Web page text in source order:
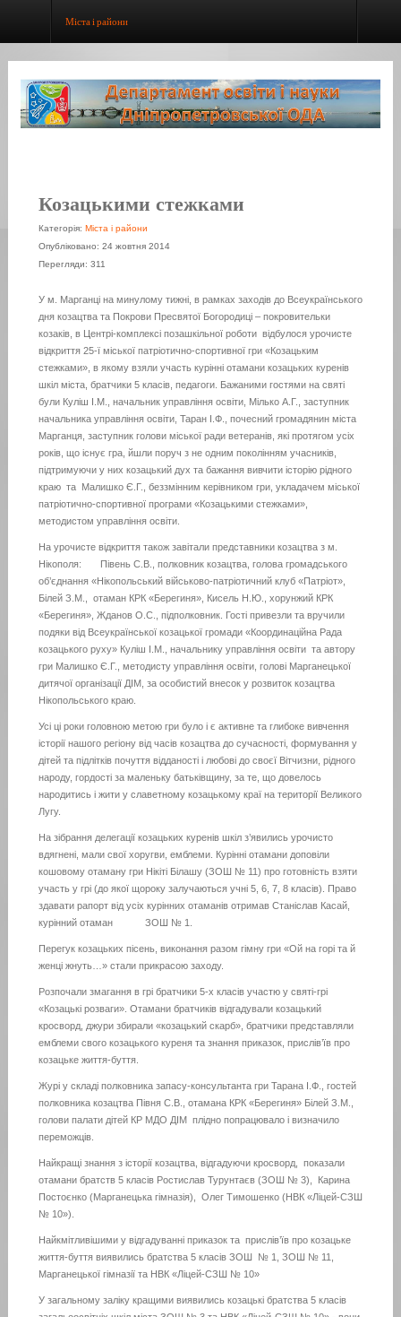
Міста і райони
Козацькими стежками
Категорія: Міста і райони
Опубліковано: 24 жовтня 2014
Перегляди: 311
У м. Марганці на минулому тижні, в рамках заходів до Всеукраїнського
дня козацтва та Покрови Пресвятої Богородиці – покровительки
козаків, в Центрі-комплексі позашкільної роботи відбулося урочисте
відкриття 25-ї міської патріотично-спортивної гри «Козацьким
стежками», в якому взяли участь курінні отамани козацьких куренів
шкіл міста, братчики 5 класів, педагоги. Бажаними гостями на святі
були Куліш І.М., начальник управління освіти, Мілько А.Г., заступник
начальника управління освіти, Таран І.Ф., почесний громадянин міста
Марганця, заступник голови міської ради ветеранів, які протягом усіх
років, що існує гра, йшли поруч з не одним поколінням учасників,
підтримуючи у них козацький дух та бажання вивчити історію рідного
краю та Малишко Є.Г., беззмінним керівником гри, укладачем міської
патріотично-спортивної програми «Козацькими стежками»,
методистом управління освіти.
На урочисте відкриття також завітали представники козацтва з м.
Нікополя: Півень С.В., полковник козацтва, голова громадського
об’єднання «Нікопольський військово-патріотичний клуб «Патріот»,
Білей З.М., отаман КРК «Берегиня», Кисель Н.Ю., хорунжий КРК
«Берегиня», Жданов О.С., підполковник. Гості привезли та вручили
подяки від Всеукраїнської козацької громади «Координаційна Рада
козацького руху» Куліш І.М., начальнику управління освіти та автору
гри Малишко Є.Г., методисту управління освіти, голові Марганецької
дитячої організації ДІМ, за особистий внесок у розвиток козацтва
Нікопольського краю.
Усі ці роки головною метою гри було і є активне та глибоке вивчення
історії нашого регіону від часів козацтва до сучасності, формування у
дітей та підлітків почуття відданості і любові до своєї Вітчизни, рідного
народу, гордості за маленьку батьківщину, за те, що довелось
народитись і жити у славетному козацькому краї на території Великого
Лугу.
На зібрання делегації козацьких куренів шкіл з’явились урочисто
вдягнені, мали свої хоругви, емблеми. Курінні отамани доповіли
кошовому отаману гри Нікіті Білашу (ЗОШ № 11) про готовність взяти
участь у грі (до якої щороку залучаються учні 5, 6, 7, 8 класів). Право
здавати рапорт від усіх курінних отаманів отримав Станіслав Касай,
курінний отаман ЗОШ № 1.
Перегук козацьких пісень, виконання разом гімну гри «Ой на горі та й
женці жнуть…» стали прикрасою заходу.
Розпочали змагання в грі братчики 5-х класів участю у святі-грі
«Козацькі розваги». Отамани братчиків відгадували козацький
кросворд, джури збирали «козацький скарб», братчики представляли
емблеми свого козацького куреня та знання приказок, прислів’їв про
козацьке життя-буття.
Журі у складі полковника запасу-консультанта гри Тарана І.Ф., гостей
полковника козацтва Півня С.В., отамана КРК «Берегиня» Білей З.М.,
голови палати дітей КР МДО ДІМ плідно попрацювало і визначило
переможців.
Найкращі знання з історії козацтва, відгадуючи кросворд, показали
отамани братств 5 класів Ростислав Турунтаєв (ЗОШ № 3), Карина
Постоєнко (Марганецька гімназія), Олег Тимошенко (НВК «Ліцей-СЗШ
№ 10»).
Найкмітливішими у відгадуванні приказок та прислів’їв про козацьке
життя-буття виявились братства 5 класів ЗОШ № 1, ЗОШ № 11,
Марганецької гімназії та НВК «Ліцей-СЗШ № 10»
У загальному заліку кращими виявились козацькі братства 5 класів